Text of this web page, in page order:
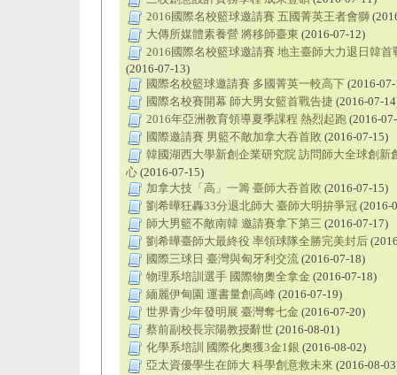
2016國際名校籃球邀請賽 五國菁英王者會獅
大傳所媒體素養營 將移師臺東 (2016-07-12)
2016國際名校籃球邀請賽 地主臺師大力退日韓首
(2016-07-13)
國際名校籃球邀請賽 多國菁英一較高下 (2016-
國際名校賽開幕 師大男女籃首戰告捷 (2016-07-
2016年亞洲教育領導夏季課程 熱烈起跑 (2016-
國際邀請賽 男籃不敵加拿大吞首敗 (2016-07-15)
韓國湖西大學新創企業研究院 訪問師大全球創新
心 (2016-07-15)
加拿大技「高」一籌 臺師大吞首敗 (2016-07-15)
劉希曄狂轟33分退北師大 臺師大明拚爭冠 (2016-
師大男籃不敵南韓 邀請賽拿下第三 (2016-07-17)
劉希曄臺師大最終役 率領球隊全勝完美封后
國際三球日 臺灣與匈牙利交流 (2016-07-18)
物理系培訓選手 國際物奧全拿金 (2016-07-18)
緬麗伊甸園 運書量創高峰 (2016-07-19)
世界青少年發明展 臺灣奪七金 (2016-07-20)
蔡前副校長宗陽教授辭世 (2016-08-01)
化學系培訓 國際化奧獲3金1銀 (2016-08-02)
亞太資優學生在師大 科學創意救未來 (2016-08-